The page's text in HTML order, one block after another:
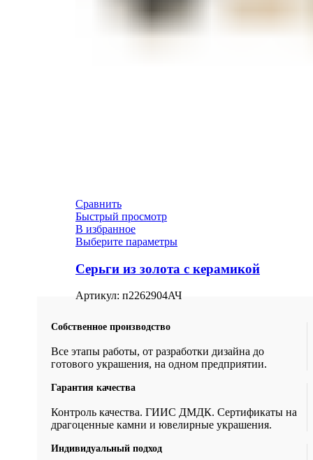
Сравнить
Быстрый просмотр
В избранное
Выберите параметры
Серьги из золота с керамикой
Артикул: п2262904АЧ
Собственное производство
Все этапы работы, от разработки дизайна до
готового украшения, на одном предприятии.
Гарантия качества
Контроль качества. ГИИС ДМДК. Сертификаты на
драгоценные камни и ювелирные украшения.
Индивидуальный подход